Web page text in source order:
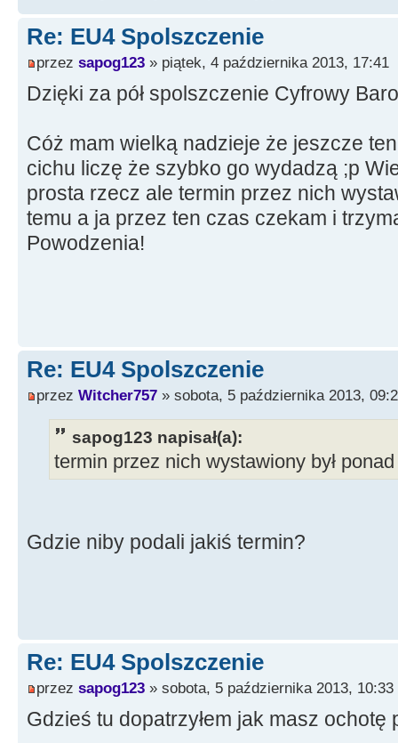
Re: EU4 Spolszczenie
przez sapog123 » piątek, 4 października 2013, 17:41
Dzięki za pół spolszczenie Cyfrowy
Cóż mam wielką nadzieje że jeszcze
cichu liczę że szybko go wydadzą ;p
prosta rzecz ale termin przez nich
temu a ja przez ten czas czekam i
Powodzenia!
Re: EU4 Spolszczenie
przez Witcher757 » sobota, 5 października 2013,
sapog123 napisał(a):
termin przez nich wystawiony był
Gdzie niby podali jakiś termin?
Re: EU4 Spolszczenie
przez sapog123 » sobota, 5 października 2013, 10:33
Gdzieś tu dopatrzyłem jak masz